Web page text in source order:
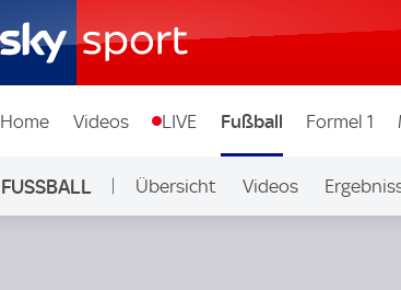
Home Videos LIVE Fußball Formel 1
FUSSBALL Übersicht Videos